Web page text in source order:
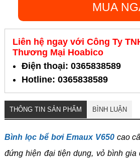
MUA
Liên hệ ngay với Công Ty
Thương Mại Hoabico
Điện thoại: 0365838589
Hotline: 0365838589
THÔNG TIN SẢN PHẨM BÌNH LUẬN
Bình lọc bể bơi Emaux V650cao
đứng hiện đại tiện dụng, vỏ bình